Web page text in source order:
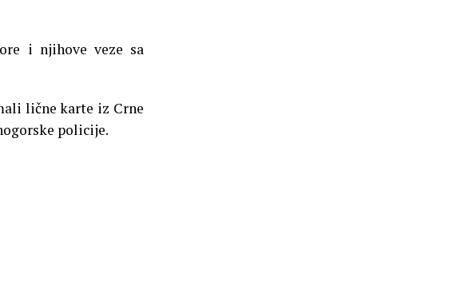
i njihove veze sa
lične karte iz Crne
policije.